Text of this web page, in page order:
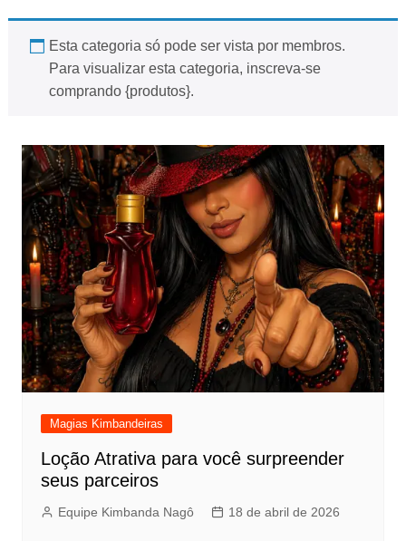
Esta categoria só pode ser vista por membros.
Para visualizar esta categoria, inscreva-se
comprando {produtos}.
Magias Kimbandeiras
Loção Atrativa para você surpreender
seus parceiros
Equipe Kimbanda Nagô 18 de abril de 2026